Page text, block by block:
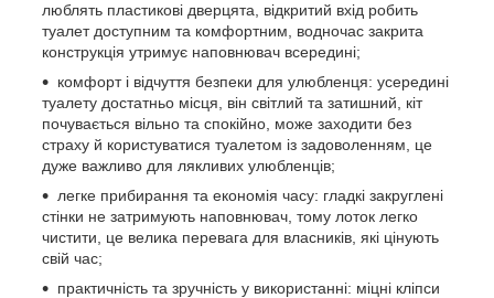
люблять пластикові дверцята, відкритий вхід робить
туалет доступним та комфортним, водночас закрита
конструкція утримує наповнювач всередині;
комфорт і відчуття безпеки для улюбленця: усередині
туалету достатньо місця, він світлий та затишний, кіт
почувається вільно та спокійно, може заходити без
страху й користуватися туалетом із задоволенням, це
дуже важливо для лякливих улюбленців;
легке прибирання та економія часу: гладкі закруглені
стінки не затримують наповнювач, тому лоток легко
чистити, це велика перевага для власників, які цінують
свій час;
практичність та зручність у використанні: міцні кліпси